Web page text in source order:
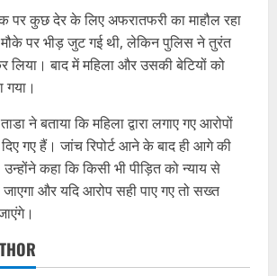
पर कुछ देर के लिए अफरातफरी का माहौल रहा
पर भीड़ जुट गई थी, लेकिन पुलिस ने तुरंत
लिया। बाद में महिला और उसकी बेटियों को
गया।
ने बताया कि महिला द्वारा लगाए गए आरोपों
गए हैं। जांच रिपोर्ट आने के बाद ही आगे की
उन्होंने कहा कि किसी भी पीड़ित को न्याय से
जाएगा और यदि आरोप सही पाए गए तो सख्त